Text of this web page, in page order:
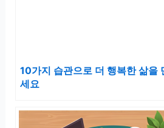
10가지 습관으로 더 행복한 삶을
세요